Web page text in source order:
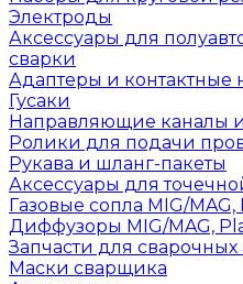
Электроды
Аксессуары для
сварки
Адаптеры и контактные
Гусаки
Направляющие каналы
Ролики для подачи
Рукава и шланг-пакеты
Аксессуары для
Газовые сопла MIG/MAG,
Диффузоры MIG/MAG,
Запчасти для сварочных
Маски сварщика